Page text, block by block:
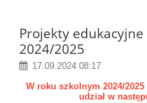
Projekty
2024/2025
17.09.2024 08:17
W roku szkolnym 2024/
udział w